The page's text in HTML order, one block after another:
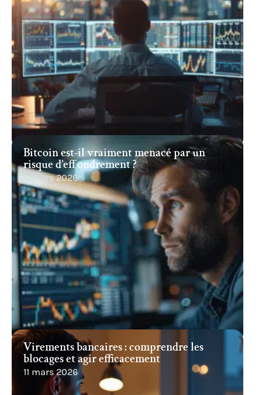
Bitcoin est-il vraiment menacé par un
risque d’effondrement ?
11 mars 2026
Virements bancaires : comprendre les
blocages et agir efficacement
11 mars 2026